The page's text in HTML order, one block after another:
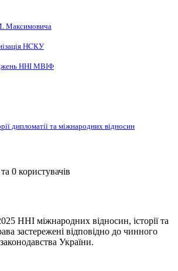
Максимовича
НCКУ
ННІ МВІФ
дипломатії та міжнародних відносин
0 користувачів
ННІ міжнародних відносин, історії та
застережені відповідно до чинного
законодавства України.